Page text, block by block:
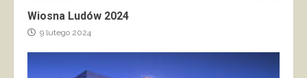
Wiosna Ludów 2024
9 lutego 2024